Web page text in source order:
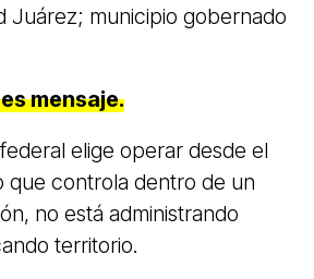
Juárez; municipio gobernado
mensaje.
elige operar desde el
que controla dentro de un
no está administrando
territorio.